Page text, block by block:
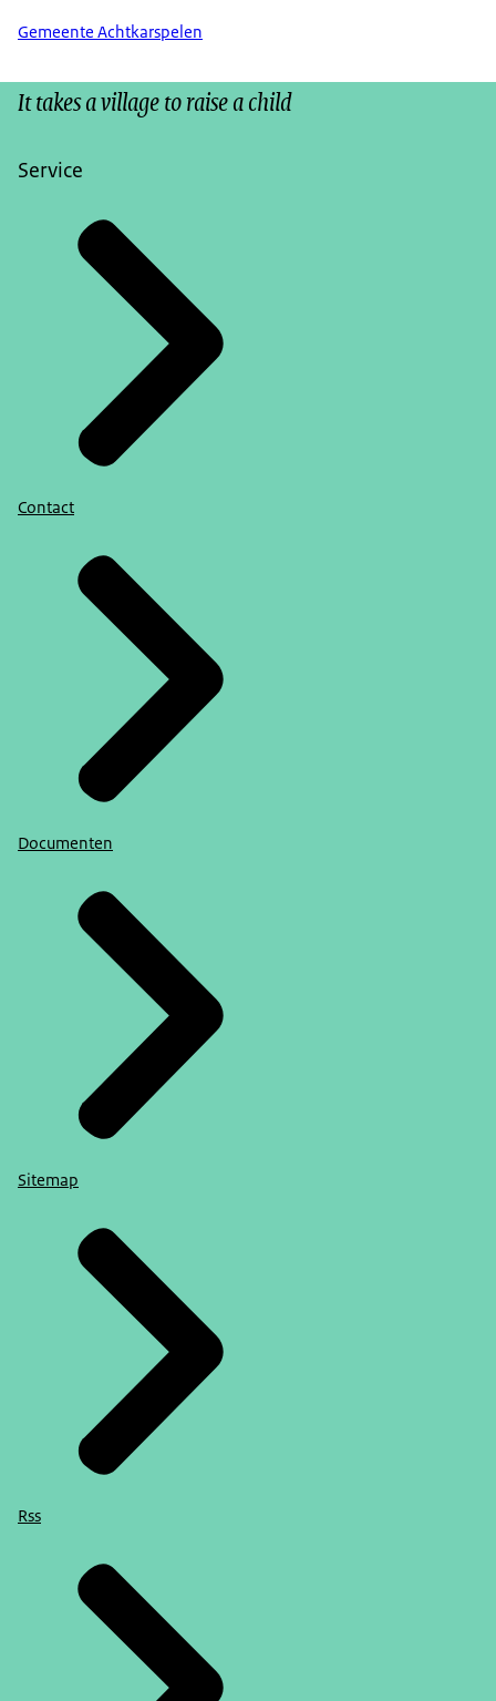
Gemeente Achtkarspelen
It takes a village to raise a child
Service
Contact
Documenten
Sitemap
Rss